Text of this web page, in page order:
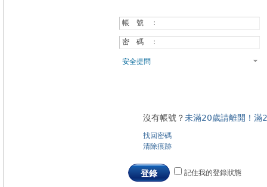
帳 號 ：
密 碼 ：
安全提問
沒有帳號？未滿20歲請離開！滿
找回密碼
清除痕跡
登錄 記住我的登錄狀態